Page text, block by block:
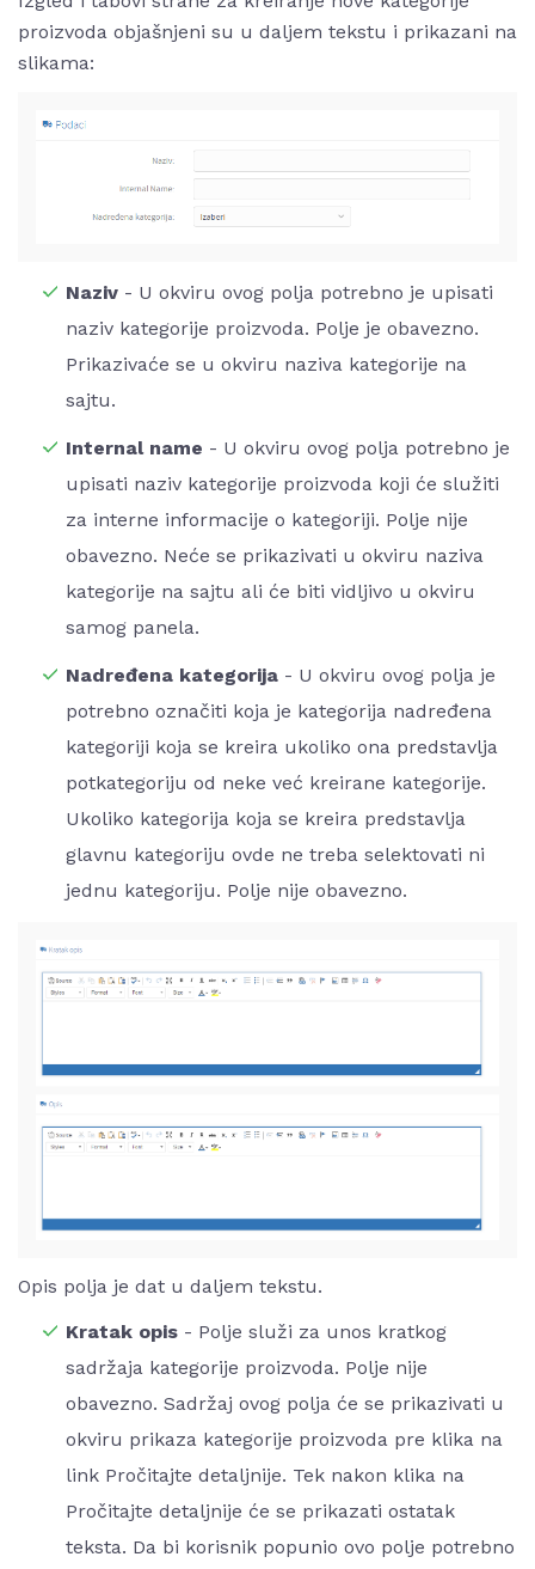
proizvoda objašnjeni su u daljem tekstu i prikazani na
slikama:
Naziv - U okviru ovog polja potrebno je upisati
naziv kategorije proizvoda. Polje je obavezno.
Prikazivaće se u okviru naziva kategorije na
sajtu.
Internal name - U okviru ovog polja potrebno je
upisati naziv kategorije proizvoda koji će služiti
za interne informacije o kategoriji. Polje nije
obavezno. Neće se prikazivati u okviru naziva
kategorije na sajtu ali će biti vidljivo u okviru
samog panela.
Nadređena kategorija - U okviru ovog polja je
potrebno označiti koja je kategorija nadređena
kategoriji koja se kreira ukoliko ona predstavlja
potkategoriju od neke već kreirane kategorije.
Ukoliko kategorija koja se kreira predstavlja
glavnu kategoriju ovde ne treba selektovati ni
jednu kategoriju. Polje nije obavezno.
Opis polja je dat u daljem tekstu.
Kratak opis - Polje služi za unos kratkog
sadržaja kategorije proizvoda. Polje nije
obavezno. Sadržaj ovog polja će se prikazivati u
okviru prikaza kategorije proizvoda pre klika na
link Pročitajte detaljnije. Tek nakon klika na
Pročitajte detaljnije će se prikazati ostatak
teksta. Da bi korisnik popunio ovo polje potrebno